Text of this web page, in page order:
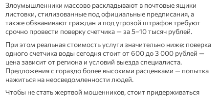
Злоумышленники массово раскладывают в почтовые ящики
листовки, стилизованные под официальные предписания, а
также обзванивают граждан и под угрозой штрафов требуют
срочно провести поверку счетчика — за 5–10 тысяч рублей.
При этом реальная стоимость услуги значительно ниже: поверка
одного счетчика воды сегодня стоит от 600 до 3 000 рублей —
цена зависит от региона и условий выезда специалиста.
Предложения с гораздо более высокими расценками — попытка
нажиться на неосведомленности людей.
Чтобы не стать жертвой мошенников, стоит придерживаться